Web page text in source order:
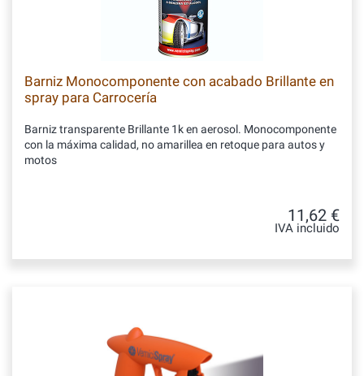
Barniz Monocomponente con acabado Brillante en
spray para Carrocería
Barniz transparente Brillante 1k en aerosol. Monocomponente
con la máxima calidad, no amarillea en retoque para autos y
motos
11,62 €
IVA incluido